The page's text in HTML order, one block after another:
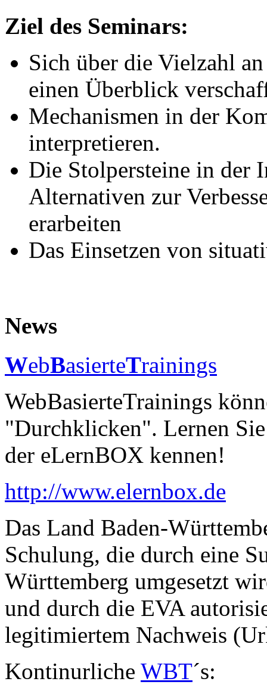
Ziel des Seminars:
Sich über die Vielzahl
einen Überblick
Mechanismen in der
interpretieren.
Die Stolpersteine in der
Alternativen zur
erarbeiten
Das Einsetzen von
News
WebBasierteTrainings
WebBasierteTrainings
"Durchklicken". Lernen
der eLernBOX kennen!
http://www.elernbox.de
Das Land Baden-
Schulung, die durch eine
Württemberg umgesetzt
und durch die EVA
legitimiertem Nachweis
Kontinurliche WBT´s: